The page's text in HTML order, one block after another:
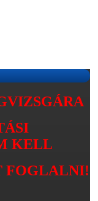
KELL
FOGLALNI!